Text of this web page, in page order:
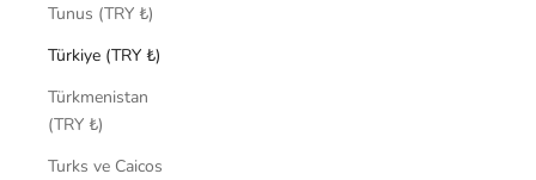
Tunus (TRY ₺)
Türkiye (TRY ₺)
Türkmenistan
(TRY ₺)
Turks ve Caicos